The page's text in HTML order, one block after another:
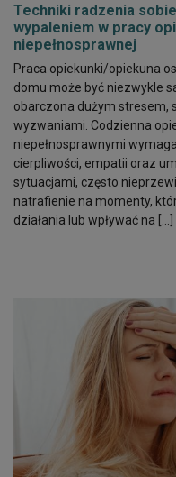
Techniki radzenia
wypaleniem w pracy
niepełnosprawnej
Praca opiekunki/opiekuna
domu może być niezwykle
obarczona dużym stresem,
wyzwaniami. Codzienna
niepełnosprawnymi
cierpliwości, empatii oraz
sytuacjami, często
natrafienie na momenty,
działania lub wpływać na […]